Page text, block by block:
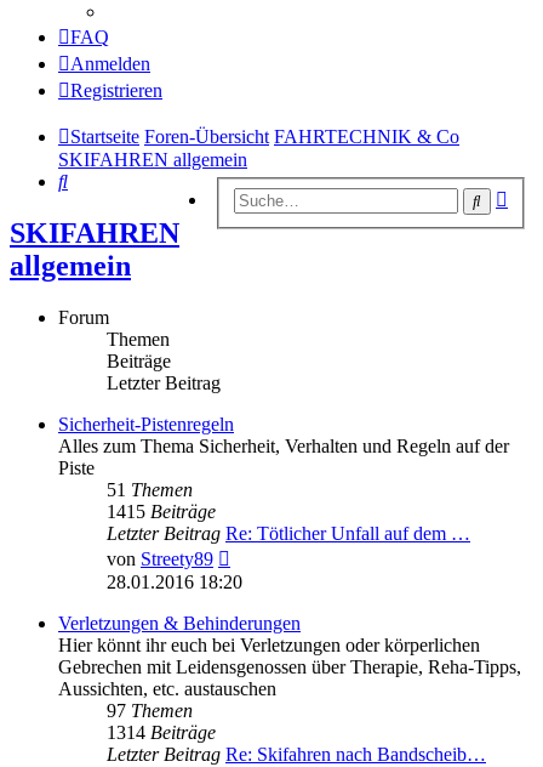
FAQ
Anmelden
Registrieren
Startseite Foren-Übersicht FAHRTECHNIK & Co
SKIFAHREN allgemein
Suche
Suche
SKIFAHREN
allgemein
Forum
Themen
Beiträge
Letzter Beitrag
Sicherheit-Pistenregeln
Alles zum Thema Sicherheit, Verhalten und Regeln auf der
Piste
51 Themen
1415 Beiträge
Letzter Beitrag Re: Tötlicher Unfall auf dem …
von Streety89
Beitrag
28.01.2016 18:20
Verletzungen & Behinderungen
Hier könnt ihr euch bei Verletzungen oder körperlichen
Gebrechen mit Leidensgenossen über Therapie, Reha-Tipps,
Aussichten, etc. austauschen
97 Themen
1314 Beiträge
Letzter Beitrag Re: Skifahren nach Bandscheib…